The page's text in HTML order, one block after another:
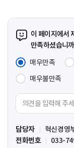
이 페이지에서
만족하셨습니
매우만족
매우불만족
견
입
력
담당자
혁신경영
전화번호
033-